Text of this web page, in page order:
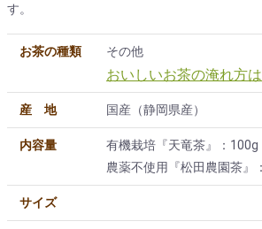
す。
お茶の種類 その他
おいしいお茶の淹れ方
産地 国産（静岡県産）
内容量
有機栽培『天竜茶』：100g
農薬不使用『松田農園茶』
サイズ